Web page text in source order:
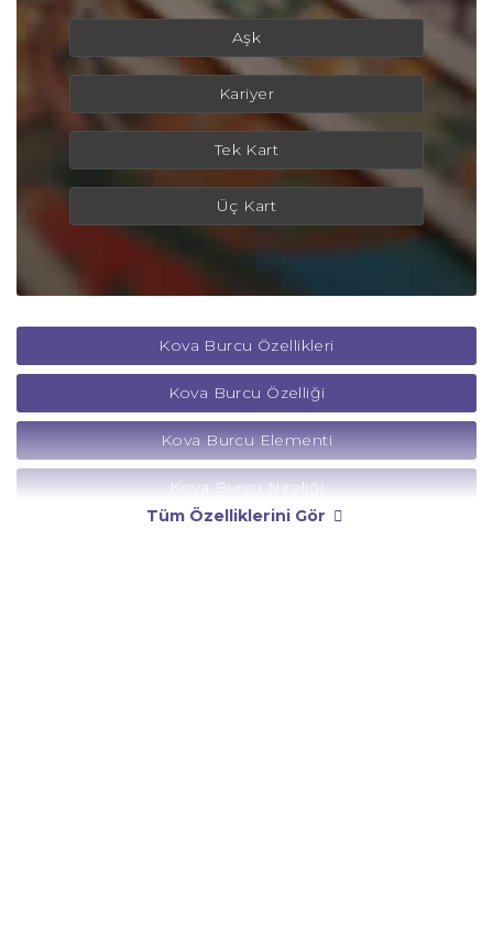
Aşk
Kariyer
Tek Kart
Üç Kart
Kova Burcu Özellikleri
Kova Burcu Özelliği
Kova Burcu Elementi
Kova Burcu Niteliği
Tüm Özelliklerini Gör